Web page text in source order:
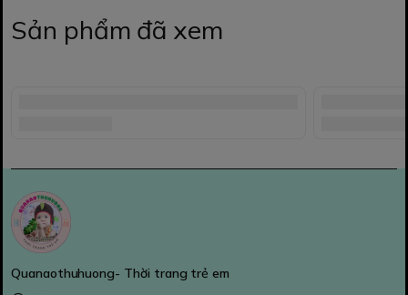
Sản phẩm đã xem
Quanaothuhuong- Thời trang trẻ em